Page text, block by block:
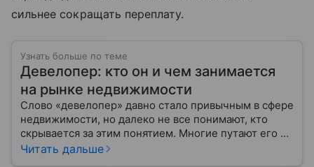
сильнее сокращать переплату.
Узнать больше по теме
Девелопер: кто он и чем занимается
на рынке недвижимости
Слово «девелопер» давно стало привычным в сфере
недвижимости, но далеко не все понимают, кто
скрывается за этим понятием. Многие путают его с
застройщиком, думая, что это одно и то же. На
Читать дальше